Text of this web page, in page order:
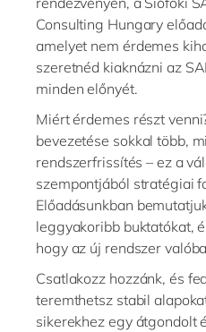
Consulting Hungary
amelyet nem érdemes
szeretnéd kiaknázni az
minden előnyét.
Miért érdemes részt
bevezetése sokkal több,
rendszerfrissítés – ez a
szempontjából stratégiai
Előadásunkban
leggyakoribb buktatókat,
hogy az új rendszer
Csatlakozz hozzánk, és
teremthetsz stabil
sikerekhez egy átgondolt